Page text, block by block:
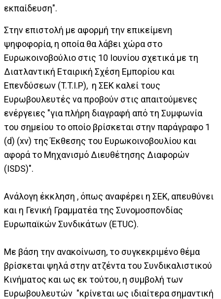
εκπαίδευση".
Στην επιστολή με αφορμή την επικείμενη
ψηφοφορία, η οποία θα λάβει χώρα στο
Ευρωκοινοβούλιο στις 10 Ιουνίου σχετικά με τη
Διατλαντική Εταιρική Σχέση Εμπορίου και
Επενδύσεων (T.T.I.P), η ΣΕΚ καλεί τους
Ευρωβουλευτές να προβούν στις απαιτούμενες
ενέργειες "για πλήρη διαγραφή από τη Συμφωνία
του σημείου το οποίο βρίσκεται στην παράγραφο 1
(d) (xv) της Έκθεσης του Ευρωκοινοβουλίου και
αφορά το Μηχανισμό Διευθέτησης Διαφορών
(ISDS)".
Ανάλογη έκκληση , όπως αναφέρει η ΣΕΚ, απευθύνει
και η Γενική Γραμματέα της Συνομοσπονδίας
Ευρωπαϊκών Συνδικάτων (ETUC).
Με βάση την ανακοίνωση, το συγκεκριμένο θέμα
βρίσκεται ψηλά στην ατζέντα του Συνδικαλιστικού
Κινήματος και ως εκ τούτου, η συμβολή των
Ευρωβουλευτών "κρίνεται ως ιδιαίτερα σημαντική